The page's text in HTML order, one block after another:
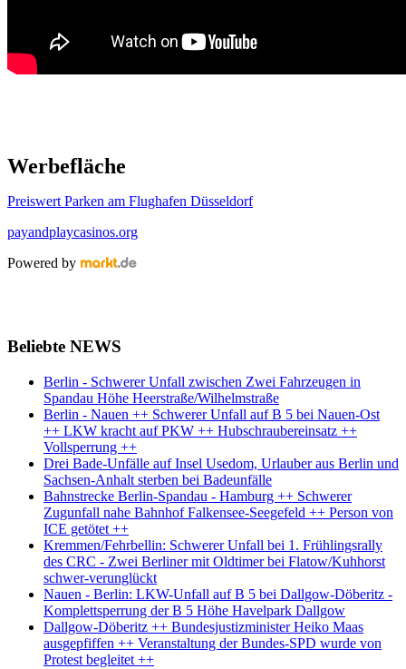
Werbefläche
Preiswert Parken am Flughafen Düsseldorf
payandplaycasinos.org
Powered by
Beliebte NEWS
Berlin - Schwerer Unfall zwischen Zwei Fahrzeugen in
Spandau Höhe Heerstraße/Wilhelmstraße
Berlin - Nauen ++ Schwerer Unfall auf B 5 bei Nauen-Ost
++ LKW kracht auf PKW ++ Hubschraubereinsatz ++
Vollsperrung ++
Drei Bade-Unfälle auf Insel Usedom, Urlauber aus Berlin und
Sachsen-Anhalt sterben bei Badeunfälle
Bahnstrecke Berlin-Spandau - Hamburg ++ Schwerer
Zugunfall nahe Bahnhof Falkensee-Seegefeld ++ Person von
ICE getötet ++
Kremmen/Fehrbellin: Schwerer Unfall bei 1. Frühlingsrally
des CRC - Zwei Berliner mit Oldtimer bei Flatow/Kuhhorst
schwer-verunglückt
Nauen - Berlin: LKW-Unfall auf B 5 bei Dallgow-Döberitz -
Komplettsperrung der B 5 Höhe Havelpark Dallgow
Dallgow-Döberitz ++ Bundesjustizminister Heiko Maas
ausgepfiffen ++ Veranstaltung der Bundes-SPD wurde von
Protest begleitet ++